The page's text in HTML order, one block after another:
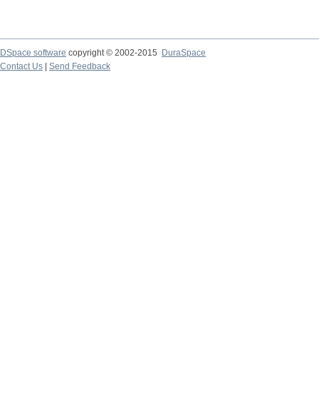
DSpace software copyright © 2002-2015
DuraSpace
Contact Us
Send Feedback